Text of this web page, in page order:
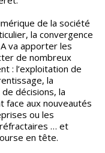
de la société
la convergence
va apporter les
de nombreux
: l’exploitation de
la
décisions, la
face aux nouveautés
ou les
… et
en tête.